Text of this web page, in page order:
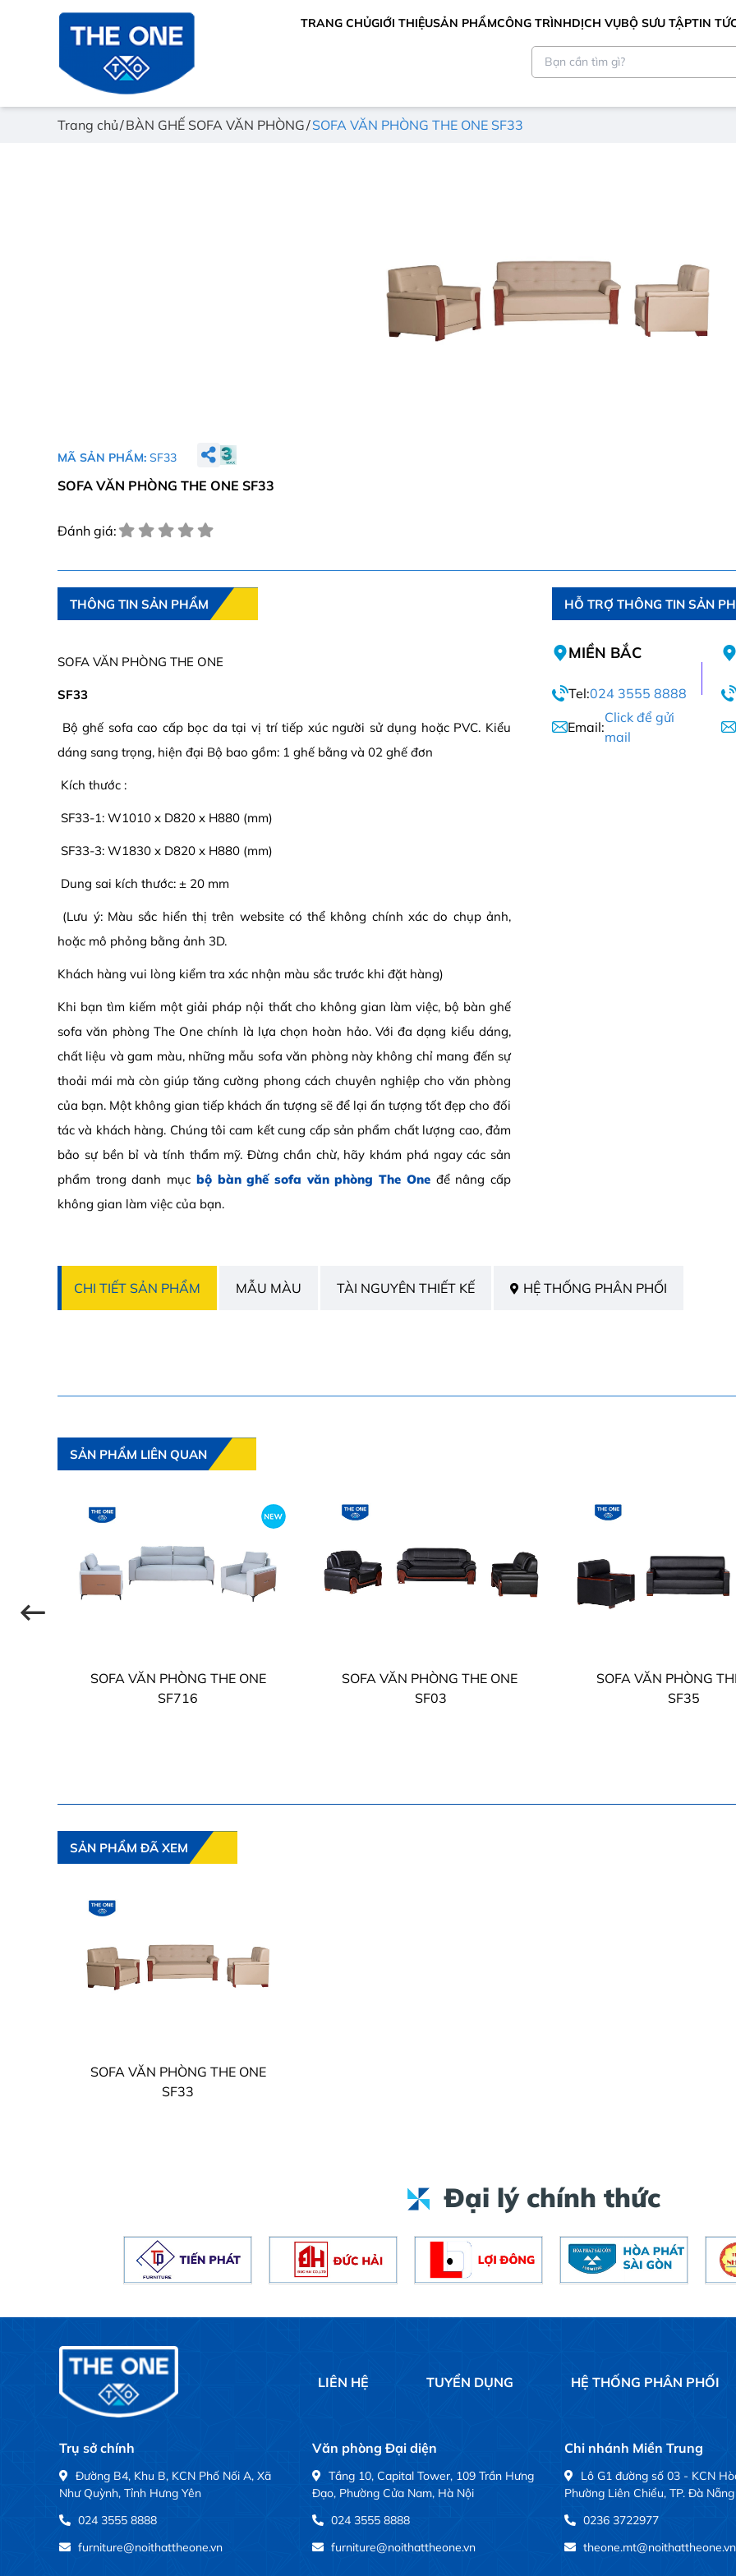
TRANG CHỦGIỚI THIỆUSẢN PHẨMCÔNG TRÌNHDỊCH VỤBỘ SƯU TẬPTIN
Trang chủ BÀN GHẾ SOFA VĂN PHÒNG SOFA VĂN PHÒNG THE ONE SF33
MÃ SẢN PHẨM: SF33
SOFA VĂN PHÒNG THE ONE SF33
Đánh giá:
THÔNG TIN SẢN PHẨM
SOFA VĂN PHÒNG THE ONE
SF33
Bộ ghế sofa cao cấp bọc da tại vị trí tiếp xúc người sử dụng hoặc PVC. Kiểu
dáng sang trọng, hiện đại Bộ bao gồm: 1 ghế bằng và 02 ghế đơn
Kích thước :
SF33-1: W1010 x D820 x H880 (mm)
SF33-3: W1830 x D820 x H880 (mm)
Dung sai kích thước: ± 20 mm
(Lưu ý: Màu sắc hiển thị trên website có thể không chính xác do chụp ảnh,
hoặc mô phỏng bằng ảnh 3D.
Khách hàng vui lòng kiểm tra xác nhận màu sắc trước khi đặt hàng)
Khi bạn tìm kiếm một giải pháp nội thất cho không gian làm việc, bộ bàn ghế
sofa văn phòng The One chính là lựa chọn hoàn hảo. Với đa dạng kiểu dáng,
chất liệu và gam màu, những mẫu sofa văn phòng này không chỉ mang đến sự
thoải mái mà còn giúp tăng cường phong cách chuyên nghiệp cho văn phòng
của bạn. Một không gian tiếp khách ấn tượng sẽ để lại ấn tượng tốt đẹp cho đối
tác và khách hàng. Chúng tôi cam kết cung cấp sản phẩm chất lượng cao, đảm
bảo sự bền bỉ và tính thẩm mỹ. Đừng chần chừ, hãy khám phá ngay các sản
phẩm trong danh mục bộ bàn ghế sofa văn phòng The Oneđể nâng cấp
không gian làm việc của bạn.
HỖ TRỢ THÔNG TIN SẢN
MIỀN BẮC
Tel:024 3555 8888
Email:
Click để gửi
mail
CHI TIẾT SẢN PHẨM MẪU MÀU TÀI NGUYÊN THIẾT KẾ HỆ THỐNG PHÂN PHỐI
SẢN PHẨM LIÊN QUAN
SOFA VĂN PHÒNG THE ONE
SF716
SOFA VĂN PHÒNG THE ONE
SF03
SOFA VĂN PHÒNG
SF35
SẢN PHẨM ĐÃ XEM
SOFA VĂN PHÒNG THE ONE
SF33
Đại lý chính thức
LIÊN HỆ TUYỂN DỤNG HỆ THỐNG PHÂN PHỐI
Trụ sở chính
Đường B4, Khu B, KCN Phố Nối A, Xã
Như Quỳnh, Tỉnh Hưng Yên
024 3555 8888
furniture@noithattheone.vn
Văn phòng Đại diện
Tầng 10, Capital Tower, 109 Trần Hưng
Đạo, Phường Cửa Nam, Hà Nội
024 3555 8888
furniture@noithattheone.vn
Chi nhánh Miền Trung
Lô G1 đường số 03 - KCN
Phường Liên Chiểu, TP. Đà Nẵng
0236 3722977
theone.mt@noithattheone.vn